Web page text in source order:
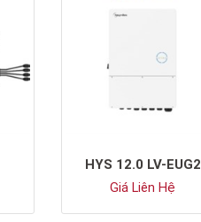
HYS 12.0 LV-EUG2
Giá Liên Hệ